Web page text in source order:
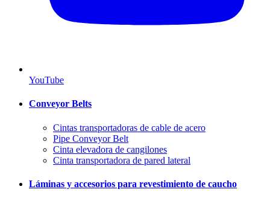
YouTube
Conveyor Belts
Cintas transportadoras de cable de acero
Pipe Conveyor Belt
Cinta elevadora de cangilones
Cinta transportadora de pared lateral
Láminas y accesorios para revestimiento de caucho